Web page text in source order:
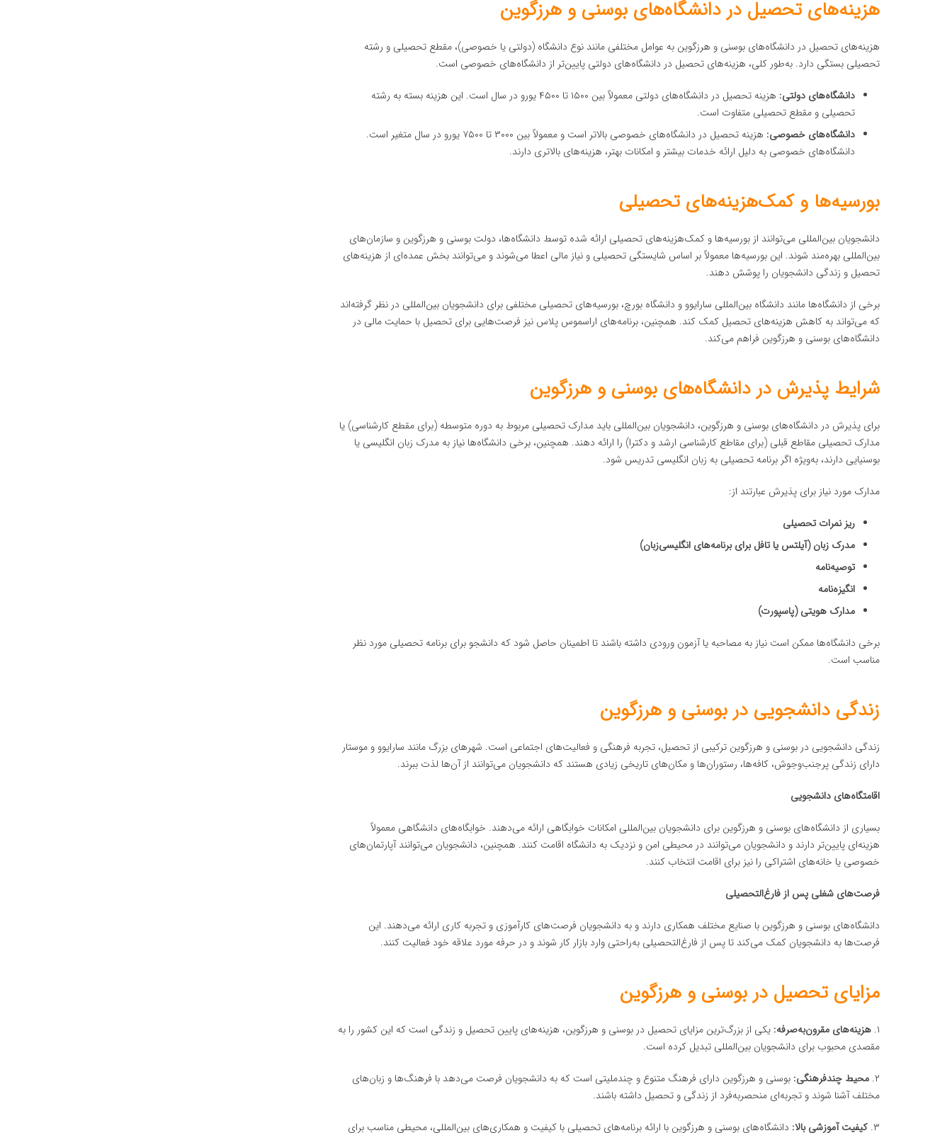
هزینه‌های تحصیل در دانشگاه‌های بوسنی و هرزگوین
هزینه‌های تحصیل در دانشگاه‌های بوسنی و هرزگوین به عوامل مختلفی مانند نوع دانشگاه (دولتی یا خصوصی)، مقطع تحصیلی و رشته
تحصیلی بستگی دارد. به‌طور کلی، هزینه‌های تحصیل در دانشگاه‌های دولتی پایین‌تر از دانشگاه‌های خصوصی است.
دانشگاه‌های دولتی:
هزینه تحصیل در دانشگاه‌های دولتی معمولاً بین ۱۵۰۰ تا ۴۵۰۰ یورو در سال است. این هزینه بسته به رشته
تحصیلی و مقطع تحصیلی متفاوت است.
دانشگاه‌های خصوصی:
هزینه تحصیل در دانشگاه‌های خصوصی بالاتر است و معمولاً بین ۳۰۰۰ تا ۷۵۰۰ یورو در سال متغیر است.
دانشگاه‌های خصوصی به دلیل ارائه خدمات بیشتر و امکانات بهتر، هزینه‌های بالاتری دارند.
بورسیه‌ها و کمک‌هزینه‌های تحصیلی
دانشجویان بین‌المللی می‌توانند از بورسیه‌ها و کمک‌هزینه‌های تحصیلی ارائه شده توسط دانشگاه‌ها، دولت بوسنی و هرزگوین و سازمان‌های
بین‌المللی بهره‌مند شوند. این بورسیه‌ها معمولاً بر اساس شایستگی تحصیلی و نیاز مالی اعطا می‌شوند و می‌توانند بخش عمده‌ای از هزینه‌های
تحصیل و زندگی دانشجویان را پوشش دهند.
برخی از دانشگاه‌ها مانند دانشگاه بین‌المللی سارایوو و دانشگاه بورچ، بورسیه‌های تحصیلی مختلفی برای دانشجویان بین‌المللی در نظر گرفته‌اند
که می‌تواند به کاهش هزینه‌های تحصیل کمک کند. همچنین، برنامه‌های اراسموس پلاس نیز فرصت‌هایی برای تحصیل با حمایت مالی در
دانشگاه‌های بوسنی و هرزگوین فراهم می‌کند.
شرایط پذیرش در دانشگاه‌های بوسنی و هرزگوین
برای پذیرش در دانشگاه‌های بوسنی و هرزگوین، دانشجویان بین‌المللی باید مدارک تحصیلی مربوط به دوره متوسطه (برای مقطع کارشناسی) یا
مدارک تحصیلی مقاطع قبلی (برای مقاطع کارشناسی ارشد و دکترا) را ارائه دهند. همچنین، برخی دانشگاه‌ها نیاز به مدرک زبان انگلیسی یا
بوسنیایی دارند، به‌ویژه اگر برنامه تحصیلی به زبان انگلیسی تدریس شود.
مدارک مورد نیاز برای پذیرش عبارتند از:
ریز نمرات تحصیلی
مدرک زبان (آیلتس یا تافل برای برنامه‌های انگلیسی‌زبان)
توصیه‌نامه
انگیزه‌نامه
مدارک هویتی (پاسپورت)
برخی دانشگاه‌ها ممکن است نیاز به مصاحبه یا آزمون ورودی داشته باشند تا اطمینان حاصل شود که دانشجو برای برنامه تحصیلی مورد نظر
مناسب است.
زندگی دانشجویی در بوسنی و هرزگوین
زندگی دانشجویی در بوسنی و هرزگوین ترکیبی از تحصیل، تجربه فرهنگی و فعالیت‌های اجتماعی است. شهرهای بزرگ مانند سارایوو و موستار
دارای زندگی پرجنب‌وجوش، کافه‌ها، رستوران‌ها و مکان‌های تاریخی زیادی هستند که دانشجویان می‌توانند از آن‌ها لذت ببرند.
اقامتگاه‌های دانشجویی
بسیاری از دانشگاه‌های بوسنی و هرزگوین برای دانشجویان بین‌المللی امکانات خوابگاهی ارائه می‌دهند. خوابگاه‌های دانشگاهی معمولاً
هزینه‌ای پایین‌تر دارند و دانشجویان می‌توانند در محیطی امن و نزدیک به دانشگاه اقامت کنند. همچنین، دانشجویان می‌توانند آپارتمان‌های
خصوصی یا خانه‌های اشتراکی را نیز برای اقامت انتخاب کنند.
فرصت‌های شغلی پس از فارغ‌التحصیلی
دانشگاه‌های بوسنی و هرزگوین با صنایع مختلف همکاری دارند و به دانشجویان فرصت‌های کارآموزی و تجربه کاری ارائه می‌دهند. این
فرصت‌ها به دانشجویان کمک می‌کند تا پس از فارغ‌التحصیلی به‌راحتی وارد بازار کار شوند و در حرفه مورد علاقه خود فعالیت کنند.
مزایای تحصیل در بوسنی و هرزگوین
۱. هزینه‌های مقرون‌به‌صرفه: یکی از بزرگ‌ترین مزایای تحصیل در بوسنی و هرزگوین، هزینه‌های پایین تحصیل و زندگی است که این کشور را به
مقصدی محبوب برای دانشجویان بین‌المللی تبدیل کرده است.
۲. محیط چندفرهنگی: بوسنی و هرزگوین دارای فرهنگ متنوع و چندملیتی است که به دانشجویان فرصت می‌دهد با فرهنگ‌ها و زبان‌های
مختلف آشنا شوند و تجربه‌ای منحصربه‌فرد از زندگی و تحصیل داشته باشند.
۳. کیفیت آموزشی بالا: دانشگاه‌های بوسنی و هرزگوین با ارائه برنامه‌های تحصیلی با کیفیت و همکاری‌های بین‌المللی، محیطی مناسب برای